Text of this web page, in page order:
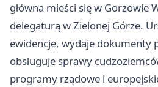
główna mieści się w Gorzowie
delegaturą w Zielonej Górze.
ewidencje, wydaje dokumenty
obsługuje sprawy
programy rządowe i